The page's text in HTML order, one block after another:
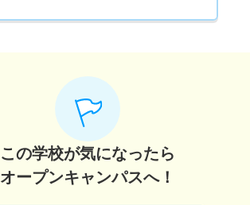
この学校が気になったら
オープンキャンパスへ！